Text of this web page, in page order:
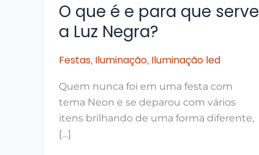
O que é e para que serve
a Luz Negra?
Festas, Iluminação, Iluminação led
Quem nunca foi em uma festa com
tema Neon e se deparou com vários
itens brilhando de uma forma diferente,
[…]